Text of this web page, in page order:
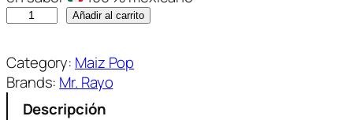
0
b
o
Añadir al carrito
Category: Maiz Pop
Brands: Mr. Rayo
Descripción